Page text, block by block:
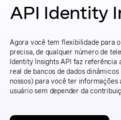
API Identity
Agora você tem flexibilidade para
precisa, de qualquer número de
Identity Insights API faz referência
real de bancos de dados
nossos) para você ter informações
usuário sem depender da